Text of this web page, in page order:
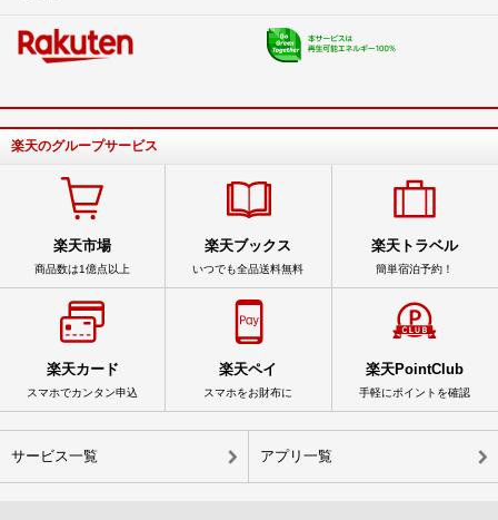
楽天のグループサービス
楽天市場
商品数は1億点以上
楽天ブックス
いつでも全品送料無料
楽天トラベル
簡単宿泊予約！
楽天カード
スマホでカンタン申込
楽天ペイ
スマホをお財布に
楽天PointClub
手軽にポイントを確認
サービス一覧 アプリ一覧